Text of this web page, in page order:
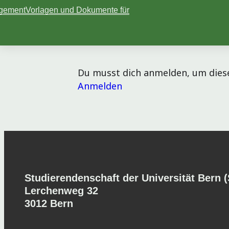
Vorlagen und Dokumente für
Du musst dich anmelden, um
Anmelden
Studierendenschaft der Universität Bern
Lerchenweg 32
3012 Bern